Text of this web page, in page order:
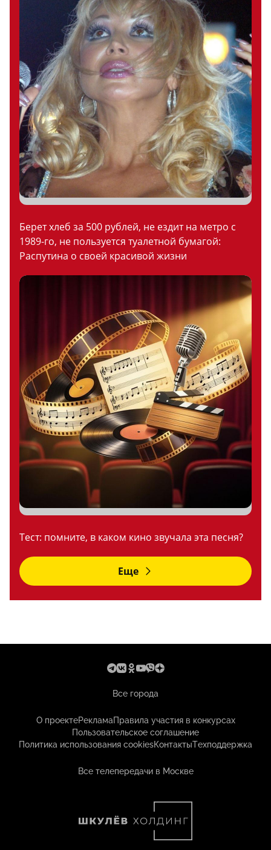
Берет хлеб за 500 рублей, не ездит на метро с
1989-го, не пользуется туалетной бумагой:
Распутина о своей красивой жизни
Тест: помните, в каком кино звучала эта песня?
Еще
Все города
О проектеРекламаПравила участия в конкурсах
Пользовательское соглашение
Политика использования cookiesКонтактыТехподдержка
Все телепередачи в Москве